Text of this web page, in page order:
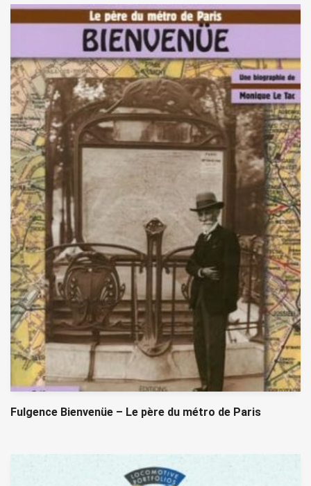
Fulgence Bienvenüe – Le père du métro de Paris